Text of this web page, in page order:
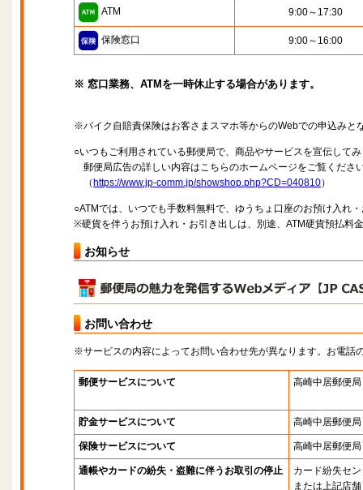
ATM 9:00～17:30
保険窓口 9:00～16:00
※ 窓口業務、ATMを一時休止する場合があります。
※バイク自賠責保険はお客さまスマホ等からのWebでの申込みと
○いつもご利用されている郵便局で、商品やサービスを宣伝して
郵便局広告の詳しい内容はこちらのホームページをご覧くださ
（ https://www.jp-comm.jp/showshop.php?CD=040810）
○ATMでは、いつでも手数料無料で、ゆうちょ口座のお預け入れ
※硬貨を伴うお預け入れ・お引き出しは、別途、ATM硬貨預払料
お知らせ
お問い合わせ
※サービスの内容によってお問い合わせ先が異なります。お電話
郵便サービスについて 高崎中居郵便局
貯金サービスについて 高崎中居郵便局
保険サービスについて 高崎中居郵便局
通帳やカードの紛失・盗難に伴うお取引の停止
カード紛失セ
または上記店舗